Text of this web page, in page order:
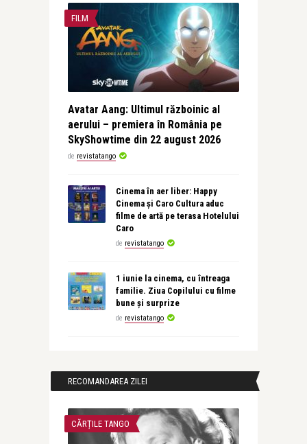
FILM
Avatar Aang: Ultimul războinic al
aerului – premiera în România pe
SkyShowtime din 22 august 2026
de revistatango
Cinema în aer liber: Happy
Cinema și Caro Cultura aduc
filme de artă pe terasa Hotelului
Caro
de revistatango
1 iunie la cinema, cu întreaga
familie. Ziua Copilului cu filme
bune și surprize
de revistatango
RECOMANDAREA ZILEI
CĂRȚILE TANGO